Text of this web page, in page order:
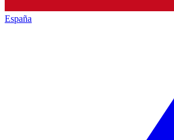
España